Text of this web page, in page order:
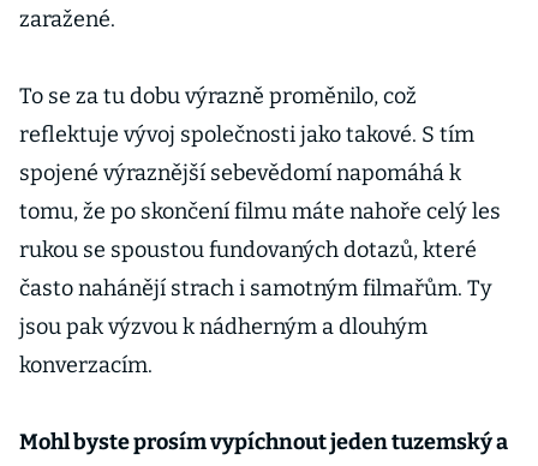
zaražené.
To se za tu dobu výrazně proměnilo, což
reflektuje vývoj společnosti jako takové. S tím
spojené výraznější sebevědomí napomáhá k
tomu, že po skončení filmu máte nahoře celý les
rukou se spoustou fundovaných dotazů, které
často nahánějí strach i samotným filmařům. Ty
jsou pak výzvou k nádherným a dlouhým
konverzacím.
Mohl byste prosím vypíchnout jeden tuzemský a